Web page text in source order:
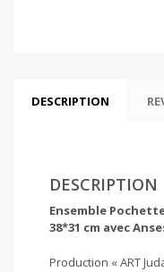
DESCRIPTION
DESCRIPTION
Ensemble
38*31 cm avec
Production « ART